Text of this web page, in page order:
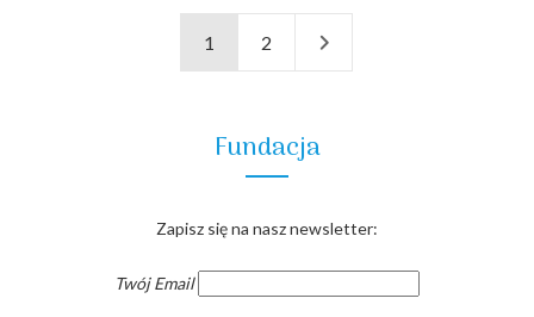
1 2
Fundacja
Zapisz się na nasz newsletter:
Twój Email